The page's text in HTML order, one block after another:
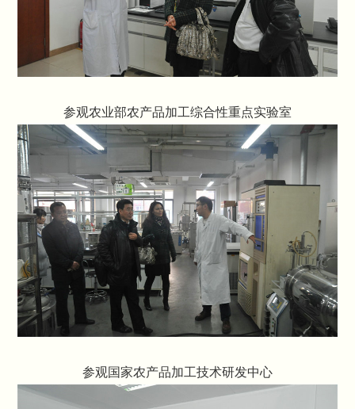
参观农业部农产品加工综合性重点实验室
参观国家农产品加工技术研发中心